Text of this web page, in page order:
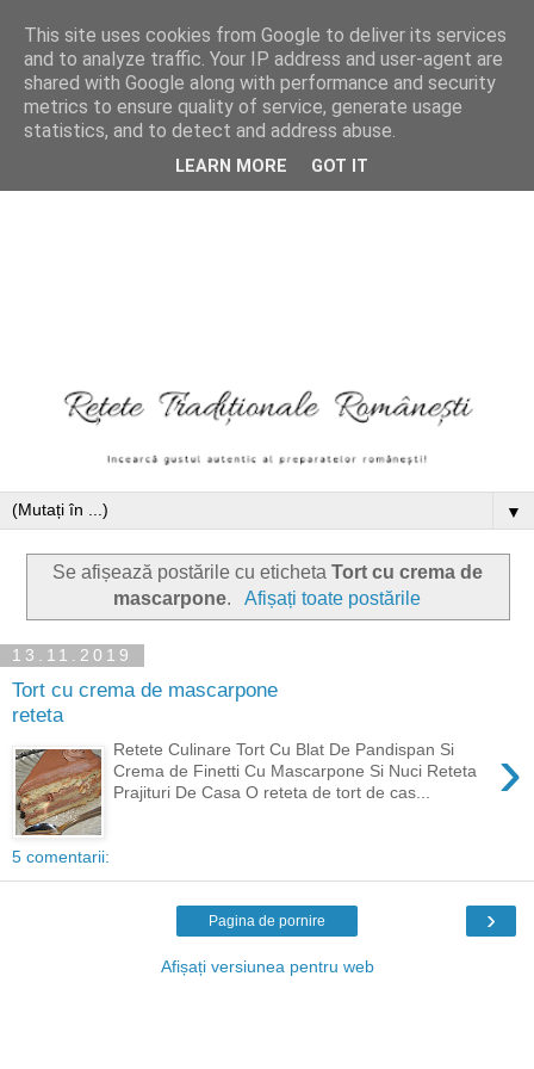
▼
Se afișează postările cu eticheta Tort cu crema de
mascarpone. Afișați toate postările
13.11.2019
Tort cu crema de mascarpone
reteta
›
Retete Culinare Tort Cu Blat De Pandispan Si
Crema de Finetti Cu Mascarpone Si Nuci Reteta
Prajituri De Casa O reteta de tort de cas...
5 comentarii:
›
Pagina de pornire
Afișați versiunea pentru web
This site uses cookies from Google to deliver its services
and to analyze traffic. Your IP address and user-agent are
shared with Google along with performance and security
metrics to ensure quality of service, generate usage
statistics, and to detect and address abuse.
LEARN MORE GOT IT